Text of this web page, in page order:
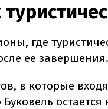
где
ее завершения.
в которые